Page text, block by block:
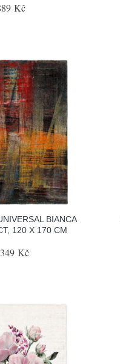
Kč
BIANCA
120 X 170 CM
Kč